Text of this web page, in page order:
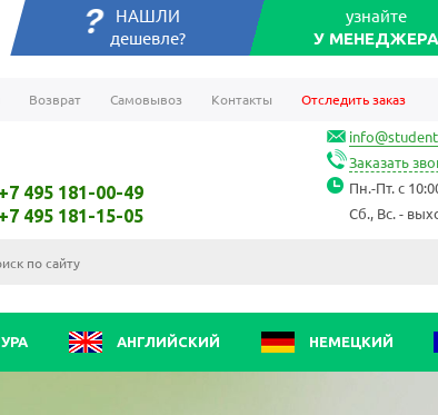
НАШЛИ
дешевле?
узнайте
У МЕНЕДЖЕРА
Возврат Самовывоз Контакты Отследить заказ
+7 495 181-00-49
+7 495 181-15-05
Заказать
Пн.-Пт. с
Сб., Вс. -
АНГЛИЙСКИЙ НЕМЕЦКИЙ